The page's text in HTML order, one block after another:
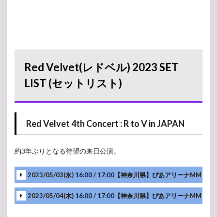
Red Velvet(レドベル) 2023 SET
LIST (セットリスト)
Red Velvet 4th Concert : R to V in JAPAN
約3年ぶりとなる待望の来日公演。
2023/05/03(水) 16:00 / 17:00【神奈川県】ぴあアリーナMM
2023/05/04(木) 16:00 / 17:00【神奈川県】ぴあアリーナMM